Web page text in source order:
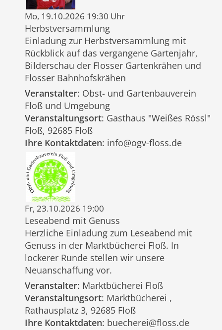
Mo, 19.10.2026 19:30 Uhr
Herbstversammlung
Einladung zur Herbstversammlung mit
Rückblick auf das vergangene Gartenjahr,
Bilderschau der Flosser Gartenkrähen und
Flosser Bahnhofskrähen
Veranstalter: Obst- und Gartenbauverein
Floß und Umgebung
Veranstaltungsort: Gasthaus "Weißes Rössl"
Floß, 92685 Floß
Ihre Kontaktdaten: info@ogv-floss.de
Fr, 23.10.2026 19:00
Leseabend mit Genuss
Herzliche Einladung zum Leseabend mit
Genuss in der Marktbücherei Floß. In
lockerer Runde stellen wir unsere
Neuanschaffung vor.
Veranstalter: Marktbücherei Floß
Veranstaltungsort: Marktbücherei ,
Rathausplatz 3, 92685 Floß
Ihre Kontaktdaten: buecherei@floss.de